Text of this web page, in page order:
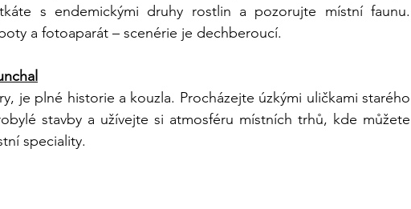
s endemickými druhy rostlin a pozorujte místní faunu.
a fotoaparát – scenérie je dechberoucí.
je plné historie a kouzla. Procházejte úzkými uličkami starého
stavby a užívejte si atmosféru místních trhů, kde můžete
speciality.